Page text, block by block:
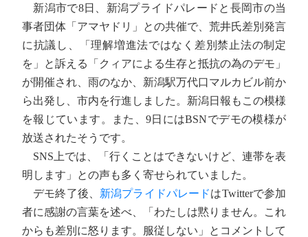
新潟市で8日、新潟プライドパレードと長岡市の当
事者団体「アマヤドリ」との共催で、荒井氏差別発言
に抗議し、「理解増進法ではなく差別禁止法の制定
を」と訴える「クィアによる生存と抵抗の為のデモ」
が開催され、雨のなか、新潟駅万代口マルカビル前か
ら出発し、市内を行進しました。新潟日報もこの模様
を報じています。また、9日にはBSNでデモの模様が
放送されたそうです。
SNS上では、「行くことはできないけど、連帯を表
明します」との声も多く寄せられていました。
デモ終了後、 新潟プライドパレードはTwitterで参加
者に感謝の言葉を述べ、「わたしは黙りません。これ
からも差別に怒ります。服従しない」とコメントして